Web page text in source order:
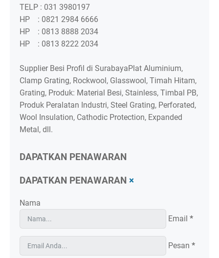
TELP : 031 3980197
HP : 0821 2984 6666
HP : 0813 8888 2034
HP : 0813 8222 2034
Supplier Besi Profil di SurabayaPlat Aluminium,
Clamp Grating, Rockwool, Glasswool, Timah Hitam,
Grating, Produk: Material Besi, Stainless, Timbal PB,
Produk Peralatan Industri, Steel Grating, Perforated,
Wool Insulation, Cathodic Protection, Expanded
Metal, dll.
DAPATKAN PENAWARAN
DAPATKAN PENAWARAN ×
Nama
Email *
Pesan *